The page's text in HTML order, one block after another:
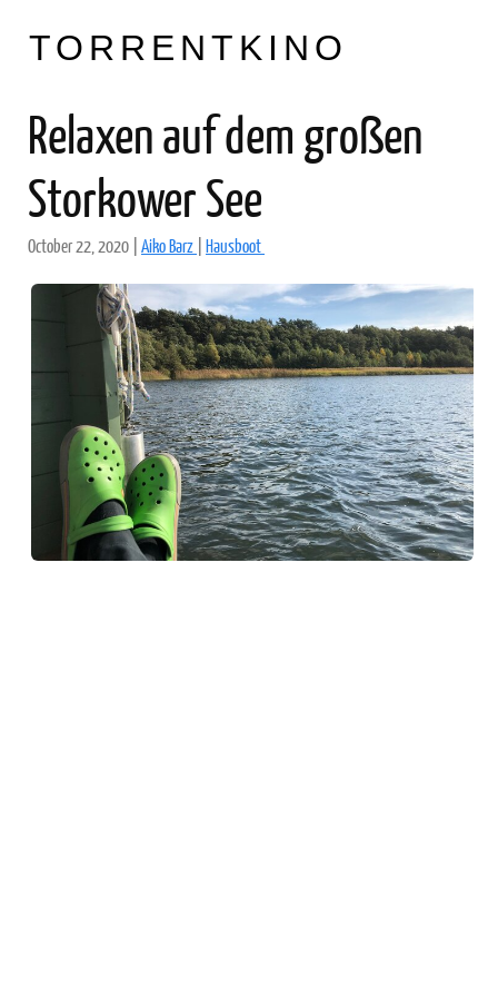
TORRENTKINO
Relaxen auf dem großen
Storkower See
October 22, 2020 Aiko Barz Hausboot